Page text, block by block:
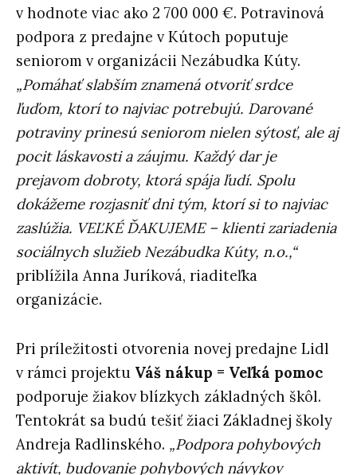
v hodnote viac ako 2 700 000 €. Potravinová
podpora z predajne v Kútoch poputuje
seniorom v organizácii Nezábudka Kúty.
„Pomáhať slabším znamená otvoriť srdce
ľuďom, ktorí to najviac potrebujú. Darované
potraviny prinesú seniorom nielen sýtosť, ale aj
pocit láskavosti a záujmu. Každý dar je
prejavom dobroty, ktorá spája ľudí. Spolu
dokážeme rozjasniť dni tým, ktorí si to najviac
zaslúžia. VEĽKÉ ĎAKUJEME – klienti zariadenia
sociálnych služieb Nezábudka Kúty, n.o.,“
priblížila Anna Juríková, riaditeľka
organizácie.
Pri príležitosti otvorenia novej predajne Lidl
v rámci projektu Váš nákup = Veľká pomoc
podporuje žiakov blízkych základných škôl.
Tentokrát sa budú tešiť žiaci Základnej školy
Andreja Radlinského. „Podpora pohybových
aktivít, budovanie pohybových návykov